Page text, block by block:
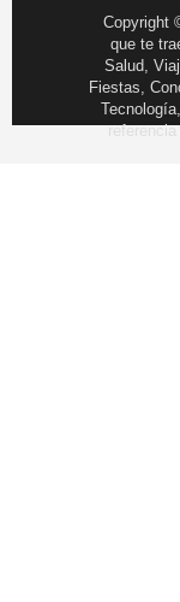
Copyright
que te
Salud,
Fiestas,